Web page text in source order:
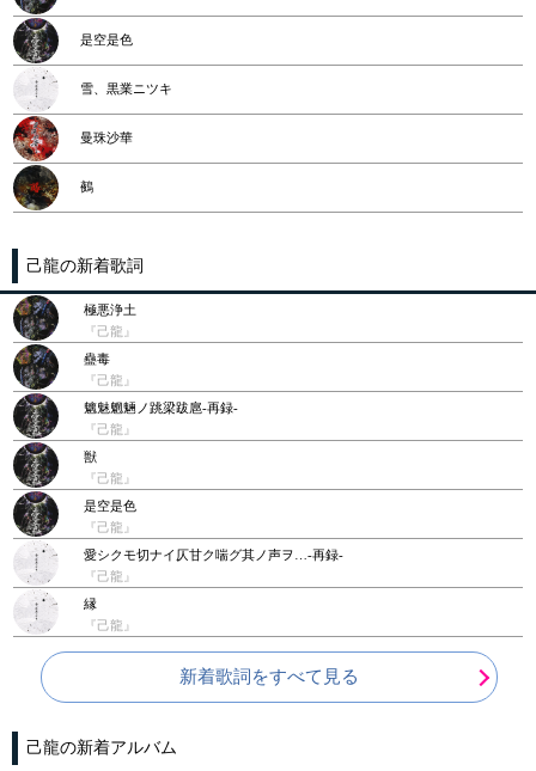
是空是色
雪、黒業ニツキ
曼珠沙華
鵺
己龍の新着歌詞
極悪浄土
『己龍』
蠱毒
『己龍』
魑魅魍魎ノ跳梁跋扈-再録-
『己龍』
獣
『己龍』
是空是色
『己龍』
愛シクモ切ナイ仄甘ク喘グ其ノ声ヲ…-再録-
『己龍』
縁
『己龍』
新着歌詞をすべて見る
己龍の新着アルバム